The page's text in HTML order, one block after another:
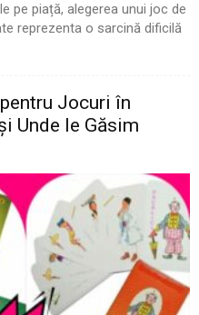
pe piață, alegerea unui joc de
reprezenta o sarcină dificilă
Jocuri în
Unde le Găsim